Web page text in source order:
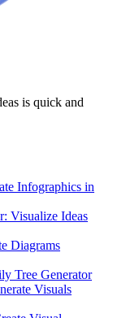
is quick and
Infographics in
Visualize Ideas
Diagrams
Tree Generator
Visuals